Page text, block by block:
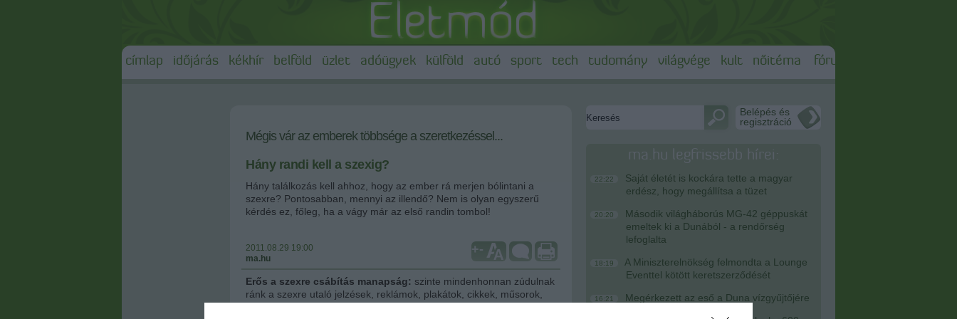
címlap időjárás kékhír belföld üzlet adóügyek külföld autó sport tech tudomány világvége kult nőitéma fórum
Mégis vár az emberek többsége a szeretkezéssel...
Hány randi kell a szexig?
Hány találkozás kell ahhoz, hogy az ember rá merjen bólintani a
szexre? Pontosabban, mennyi az illendő? Nem is olyan egyszerű
kérdés ez, főleg, ha a vágy már az első randin tombol!
2011.08.29 19:00
ma.hu
+-
Erős a szexre csábítás manapság: szinte mindenhonnan zúdulnak
ránk a szexre utaló jelzések, reklámok, plakátok, cikkek, műsorok,
Belépés és
regisztráció
ma.hu legfrissebb hírei:
22:22
Saját életét is kockára tette a magyar
erdész, hogy megállítsa a tüzet
20:20
Második világháborús MG-42 géppuskát
emeltek ki a Dunából - a rendőrség
lefoglalta
18:19
A Miniszterelnökség felmondta a Lounge
Eventtel kötött keretszerződését
16:21 Megérkezett az eső a Duna vízgyűjtőjére